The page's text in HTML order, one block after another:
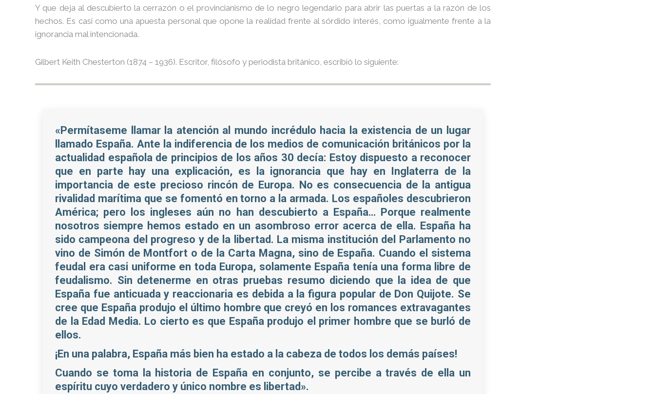
Y que deja al descubierto la cerrazón o el provincianismo de lo negro legendario para abrir las puertas a la razón de los
hechos. Es casi como una apuesta personal que opone la realidad frente al sórdido interés, como igualmente frente a la
ignorancia mal intencionada.
Gilbert Keith Chesterton (1874 – 1936). Escritor, filósofo y periodista británico, escribió lo siguiente:
«Permítaseme llamar la atención al mundo incrédulo hacia la existencia de un lugar
llamado España. Ante la indiferencia de los medios de comunicación británicos por la
actualidad española de principios de los años 30 decía: Estoy dispuesto a reconocer
que en parte hay una explicación, es la ignorancia que hay en Inglaterra de la
importancia de este precioso rincón de Europa. No es consecuencia de la antigua
rivalidad marítima que se fomentó en torno a la armada. Los españoles descubrieron
América; pero los ingleses aún no han descubierto a España… Porque realmente
nosotros siempre hemos estado en un asombroso error acerca de ella. España ha
sido campeona del progreso y de la libertad. La misma institución del Parlamento no
vino de Simón de Montfort o de la Carta Magna, sino de España. Cuando el sistema
feudal era casi uniforme en toda Europa, solamente España tenía una forma libre de
feudalismo. Sin detenerme en otras pruebas resumo diciendo que la idea de que
España fue anticuada y reaccionaria es debida a la figura popular de Don Quijote. Se
cree que España produjo el último hombre que creyó en los romances extravagantes
de la Edad Media. Lo cierto es que España produjo el primer hombre que se burló de
ellos.
¡En una palabra, España más bien ha estado a la cabeza de todos los demás países!
Cuando se toma la historia de España en conjunto, se percibe a través de ella un
espíritu cuyo verdadero y único nombre es libertad».